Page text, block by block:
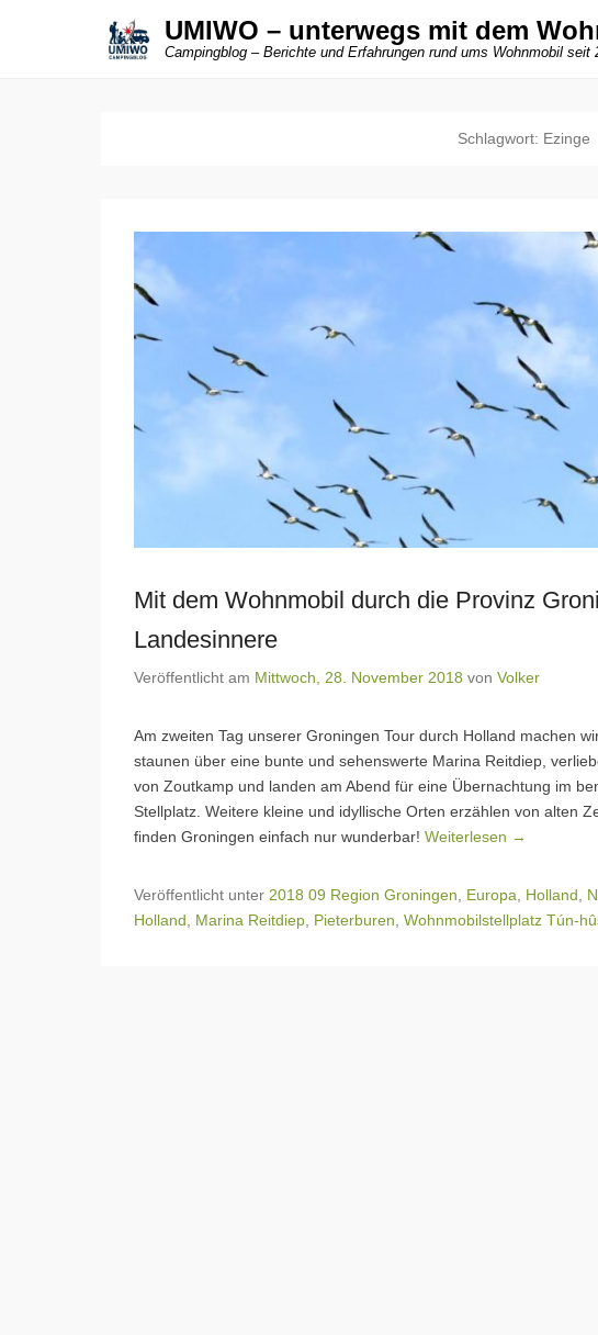
UMIWO – unterwegs mit dem
Campingblog – Berichte und Erfahrungen rund ums Wohnmobil seit
Schlagwort: Ezinge
Mit dem Wohnmobil durch die Provinz
Landesinnere
Veröffentlicht am Mittwoch, 28. November 2018 von Volker
Am zweiten Tag unserer Groningen Tour durch Holland machen
staunen über eine bunte und sehenswerte Marina Reitdiep,
von Zoutkamp und landen am Abend für eine Übernachtung im
Stellplatz. Weitere kleine und idyllische Orten erzählen von alten
finden Groningen einfach nur wunderbar! Weiterlesen →
Veröffentlicht unter 2018 09 Region Groningen Europa Holland
Holland
Marina Reitdiep Pieterburen Wohnmobilstellplatz Tún-